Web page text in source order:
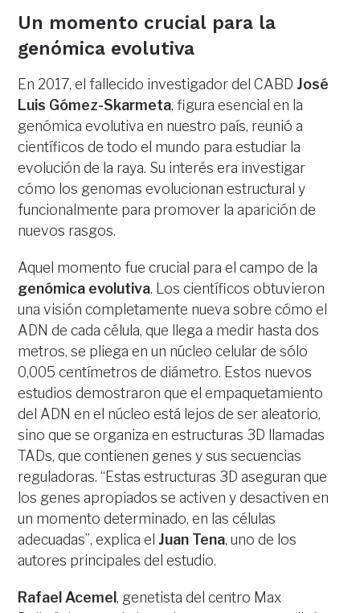
Un momento crucial para la
genómica evolutiva
En 2017, el fallecido investigador del CABD José
Luis Gómez-Skarmeta, figura esencial en la
genómica evolutiva en nuestro país, reunió a
científicos de todo el mundo para estudiar la
evolución de la raya. Su interés era investigar
cómo los genomas evolucionan estructural y
funcionalmente para promover la aparición de
nuevos rasgos.
Aquel momento fue crucial para el campo de la
genómica evolutiva. Los científicos obtuvieron
una visión completamente nueva sobre cómo el
ADN de cada célula, que llega a medir hasta dos
metros, se pliega en un núcleo celular de sólo
0,005 centímetros de diámetro. Estos nuevos
estudios demostraron que el empaquetamiento
del ADN en el núcleo está lejos de ser aleatorio,
sino que se organiza en estructuras 3D llamadas
TADs, que contienen genes y sus secuencias
reguladoras. “Estas estructuras 3D aseguran que
los genes apropiados se activen y desactiven en
un momento determinado, en las células
adecuadas”, explica el Juan Tena, uno de los
autores principales del estudio.
Rafael Acemel, genetista del centro Max